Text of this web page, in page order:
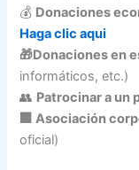
💰 Donaciones
Haga clic aqui
🎁Donaciones en
informáticos, etc.)
👥 Patrocinar a un
🏢 Asociación
oficial)